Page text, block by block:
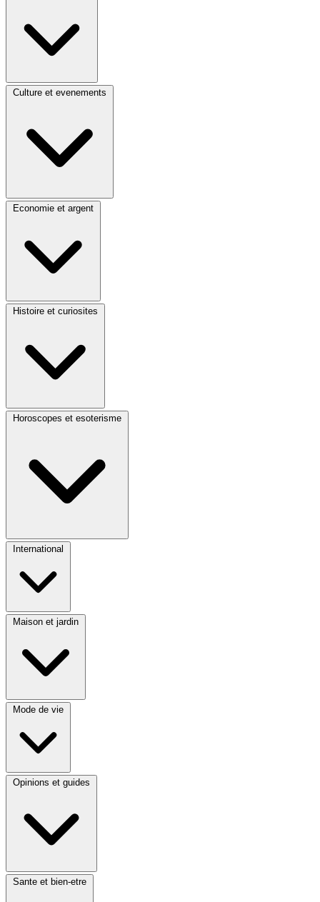
Culture et evenements
Economie et argent
Histoire et curiosites
Horoscopes et esoterisme
International
Maison et jardin
Mode de vie
Opinions et guides
Sante et bien-etre